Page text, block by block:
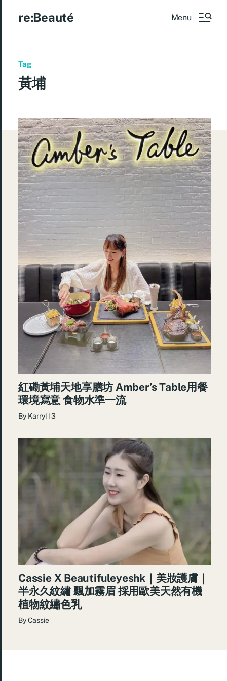
re:Beauté Menu
Tag
黃埔
紅磡黃埔天地享膳坊 Amber’s Table用餐
環境寫意 食物水準一流
By Karry113
Cassie X Beautifuleyeshk｜美妝護膚｜
半永久紋繡 飄加霧眉 採用歐美天然有機
植物紋繡色乳
ByCassie